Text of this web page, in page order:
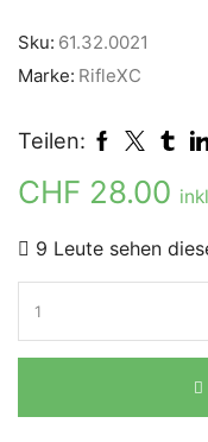
Sku: 61.32.0021
Marke: RifleXC
Teilen:
CHF 28.00
9 Leute sehen